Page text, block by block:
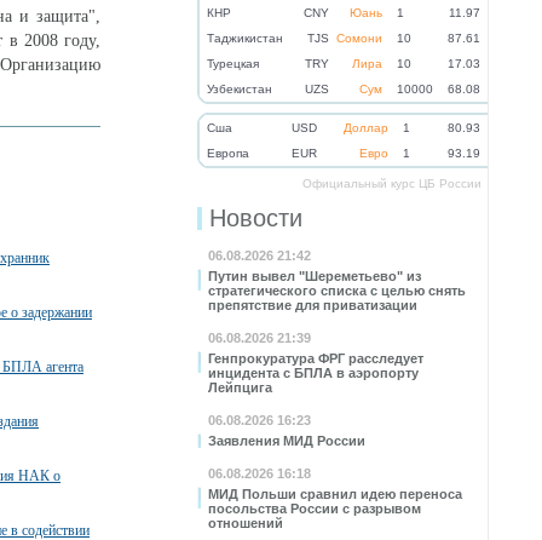
КНР
CNY Юань 1
11.97
Таджикистан
TJS Сомони 10
87.61
Турецкая
TRY Лира 10
17.03
Узбекистан
UZS Сум 10000 68.08
Cша USD Доллар 1
80.93
Eвропа
EUR Евро 1 93.19
Официальный курс ЦБ России
Новости
06.08.2026 21:42
Путин вывел "Шереметьево" из
стратегического списка с целью снять
препятствие для приватизации
06.08.2026 21:39
Генпрокуратура ФРГ расследует
инцидента с БПЛА в аэропорту
Лейпцига
06.08.2026 16:23
Заявления МИД России
06.08.2026 16:18
МИД Польши сравнил идею переноса
посольства России с разрывом
отношений
и защита",
в 2008 году,
о задержании
БПЛА агента
НАК о
в содействии